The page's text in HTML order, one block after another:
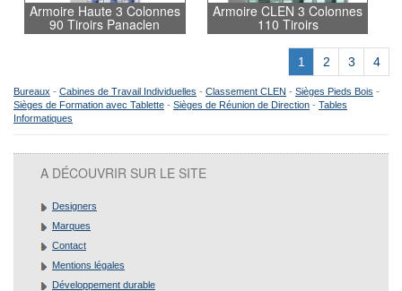
Armoire Haute 3 Colonnes
90 Tiroirs Panaclen
Armoire CLEN 3 Colonnes
110 Tiroirs
1 2 3 4
Bureaux - Cabines de Travail Individuelles - Classement CLEN - Sièges Pieds Bois -
Sièges de Formation avec Tablette - Sièges de Réunion de Direction - Tables
Informatiques
A DÉCOUVRIR SUR LE SITE
Designers
Marques
Contact
Mentions légales
Développement durable